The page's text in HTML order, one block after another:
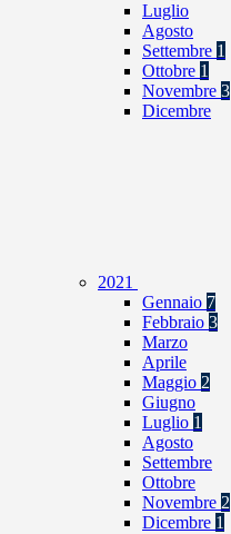
Luglio
Agosto
Settembre 1
Ottobre 1
Novembre 3
Dicembre
2021
Gennaio 7
Febbraio 3
Marzo
Aprile
Maggio 2
Giugno
Luglio 1
Agosto
Settembre
Ottobre
Novembre 2
Dicembre 1